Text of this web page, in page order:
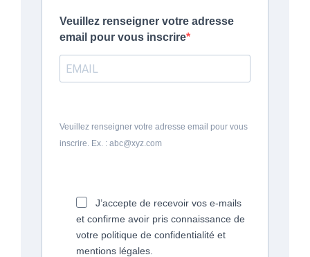
Veuillez renseigner votre adresse
email pour vous inscrire
Veuillez renseigner votre adresse email pour vous
inscrire. Ex. : abc@xyz.com
J’accepte de recevoir vos e-mails
et confirme avoir pris connaissance de
votre politique de confidentialité et
mentions légales.